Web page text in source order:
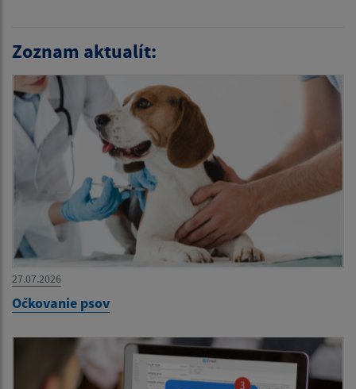
Zoznam aktualít:
27.07.2026
Očkovanie psov